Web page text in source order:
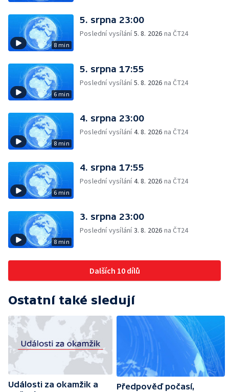
8 min
5. srpna 23:00
Poslední vysílání5. 8. 2026 na ČT24
6 min
5. srpna 17:55
Poslední vysílání5. 8. 2026 na ČT24
8 min
4. srpna 23:00
Poslední vysílání4. 8. 2026 na ČT24
6 min
4. srpna 17:55
Poslední vysílání4. 8. 2026 na ČT24
8 min
3. srpna 23:00
Poslední vysílání3. 8. 2026 na ČT24
Dalších 10 dílů
Ostatní také sledují
Události za okamžik a
Předpověď počasí,